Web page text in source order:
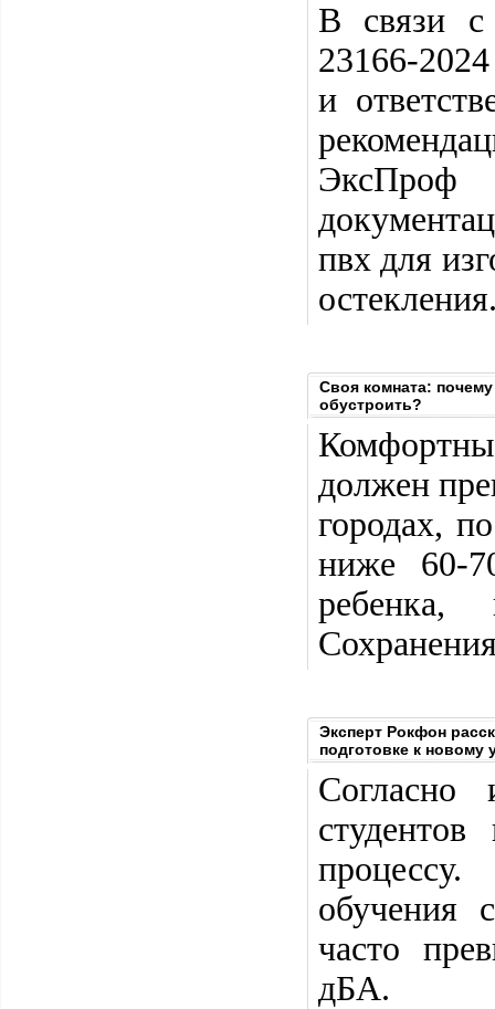
В связи с
23166-
и
ЭксПроф
пвх для
Своя комната:
обустроить?
должен
городах,
ниже 60-
ребенка,
Эксперт Рокфон
подготовке к новому
обучения
часто
дБА.